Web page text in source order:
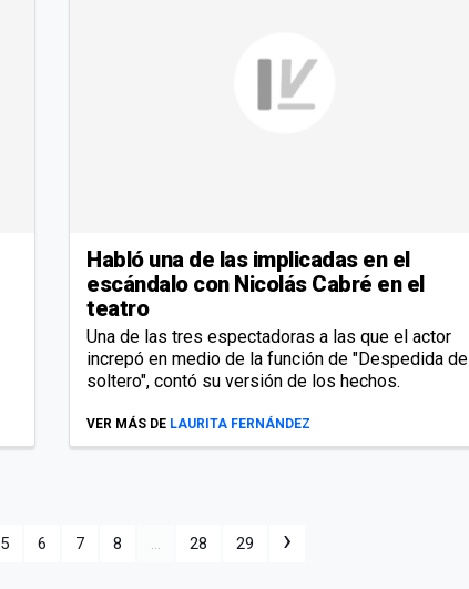
Habló una de las implicadas en el
escándalo con Nicolás Cabré en el
teatro
Una de las tres espectadoras a las que el actor
increpó en medio de la función de "Despedida de
soltero", contó su versión de los hechos.
VER MÁS DE LAURITA FERNÁNDEZ
5 6 7 8 ... 28 29 ›